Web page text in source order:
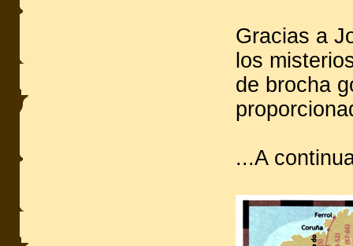
Gracias a
los
de brocha
...A